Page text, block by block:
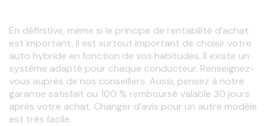
En définitive, même si le principe de rentabilité d’achat
est important, il est surtout important de choisir votre
auto hybride en fonction de vos habitudes. Il existe un
système adapté pour chaque conducteur. Renseignez-
vous auprès de nos conseillers. Aussi, pensez à notre
garantie satisfait ou 100 % remboursé valable 30 jours
après votre achat. Changer d’avis pour un autre modèle
est très facile.